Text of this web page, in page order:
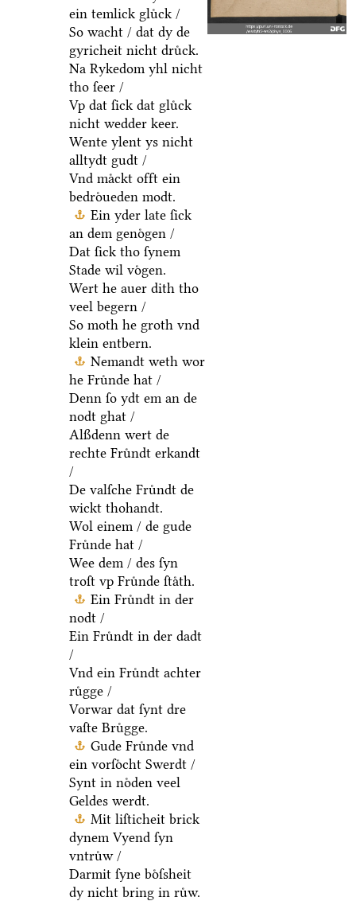
ein temlick gluͤck /
So wacht / dat dy de
gyricheit nicht druͤck.
Na Rykedom yhl nicht
tho ſeer /
Vp dat ſick dat gluͤck
nicht wedder keer.
Wente ylent ys nicht
alltydt gudt /
Vnd maͤckt offt ein
bedroͤueden modt.
Ein yder late ſick
an dem genoͤgen /
Dat ſick tho ſynem
Stade wil voͤgen.
Wert he auer dith tho
veel begern /
So moth he groth vnd
klein entbern.
Nemandt weth wor
he Fruͤnde hat /
Denn ſo ydt em an de
nodt ghat /
Alßdenn wert de
rechte Fruͤndt erkandt
/
De valſche Fruͤndt de
wickt thohandt.
Wol einem / de gude
Fruͤnde hat /
Wee dem / des ſyn
troſt vp Fruͤnde ſtaͤth.
Ein Fruͤndt in der
nodt /
Ein Fruͤndt in der dadt
/
Vnd ein Fruͤndt achter
ruͤgge /
Vorwar dat ſynt dre
vaſte Bruͤgge.
Gude Fruͤnde vnd
ein vorſoͤcht Swerdt /
Synt in noͤden veel
Geldes werdt.
Mit liſticheit brick
dynem Vyend ſyn
vntruͤw /
Darmit ſyne boͤſsheit
dy nicht bring in ruͤw.